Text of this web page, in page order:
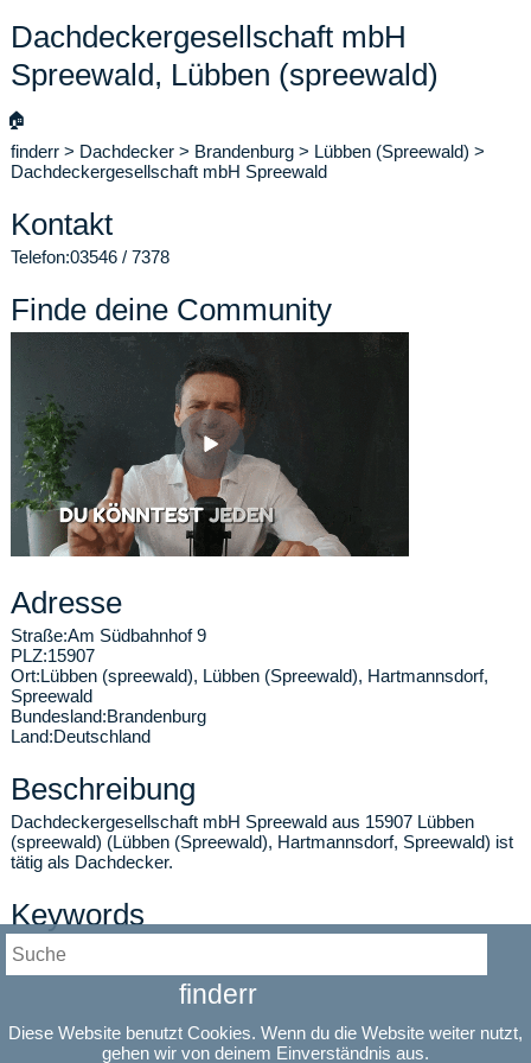
Dachdeckergesellschaft mbH
Spreewald, Lübben (spreewald)
🏠
finderr > Dachdecker > Brandenburg > Lübben (Spreewald) >
Dachdeckergesellschaft mbH Spreewald
Kontakt
Telefon:03546 / 7378
Finde deine Community
Adresse
Straße:Am Südbahnhof 9
PLZ:15907
Ort:Lübben (spreewald), Lübben (Spreewald), Hartmannsdorf,
Spreewald
Bundesland:Brandenburg
Land:Deutschland
Beschreibung
Dachdeckergesellschaft mbH Spreewald aus 15907 Lübben
(spreewald) (Lübben (Spreewald), Hartmannsdorf, Spreewald) ist
tätig als Dachdecker.
Keywords
Dachdecker, Lübben (spreewald)
Branche:Dachdecker
finderr
Diese Website benutzt Cookies. Wenn du die Website weiter nutzt,
gehen wir von deinem Einverständnis aus.